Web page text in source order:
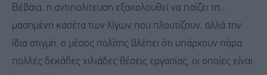
Βέβαια, η αντιπολίτευση εξακολουθεί να παίζει τη...
μασημένη κασέτα των λίγων που πλουτίζουν, αλλά την
ίδια στιγμή, ο μέσος πολίτης βλέπει ότι υπάρχουν πάρα
πολλές δεκάδες χιλιάδες θέσεις εργασίας, οι οποίες είναι